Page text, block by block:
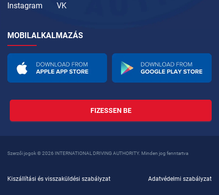
Instagram
VK
MOBILALKALMAZÁS
FIZESSEN BE
Szerzői jogok © 2026 INTERNATIONAL DRIVING AUTHORITY. Minden jog fenntartva
Kiszállítási és visszaküldési szabályzat Adatvédelmi szabályzat